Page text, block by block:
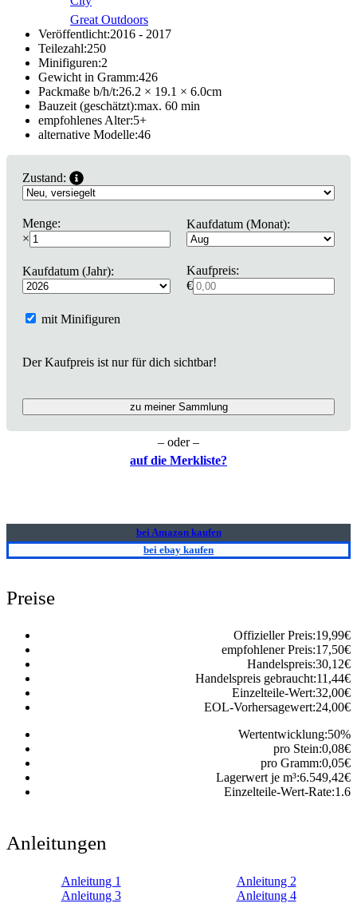
Great Outdoors
Veröffentlicht:2016 - 2017
Teilezahl:250
Minifiguren:2
Gewicht in Gramm:426
Packmaße b/h/t:26.2 × 19.1 × 6.0cm
Bauzeit (geschätzt):max. 60 min
empfohlenes Alter:5+
alternative Modelle:46
Zustand:
Menge:
×
Kaufdatum (Monat):
Kaufdatum (Jahr):
Kaufpreis:
€
mit Minifiguren
Der Kaufpreis ist nur für dich sichtbar!
zu meiner Sammlung
– oder –
auf die Merkliste?
bei Amazon kaufen
bei ebay kaufen
Preise
Offizieller Preis:19,99€
empfohlener Preis:17,50€
Handelspreis:30,12€
Handelspreis gebraucht:11,44€
Einzelteile-Wert:32,00€
EOL-Vorhersagewert:24,00€
Wertentwicklung:50%
pro Stein:0,08€
pro Gramm:0,05€
Lagerwert je m³:6.549,42€
Einzelteile-Wert-Rate:1.6
Anleitungen
Anleitung 1
Anleitung 2
Anleitung 3
Anleitung 4